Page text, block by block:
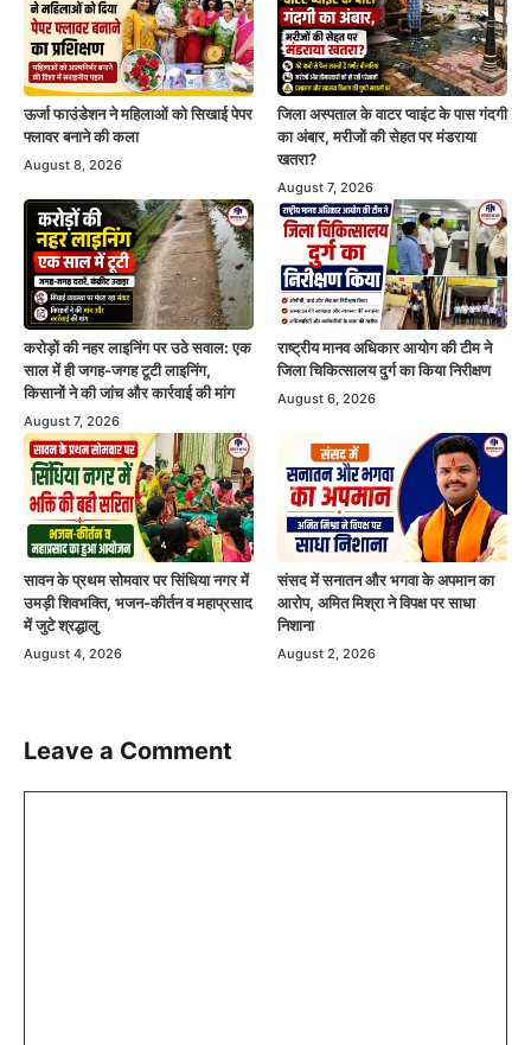
ऊर्जा फाउंडेशन ने महिलाओं को सिखाई पेपर
फ्लावर बनाने की कला
August 8, 2026
जिला अस्पताल के वाटर प्वाइंट के पास गंदगी
का अंबार, मरीजों की सेहत पर मंडराया
खतरा?
August 7, 2026
करोड़ों की नहर लाइनिंग पर उठे सवाल: एक
साल में ही जगह-जगह टूटी लाइनिंग,
किसानों ने की जांच और कार्रवाई की मांग
August 7, 2026
राष्ट्रीय मानव अधिकार आयोग की टीम ने
जिला चिकित्सालय दुर्ग का किया निरीक्षण
August 6, 2026
सावन के प्रथम सोमवार पर सिंधिया नगर में
उमड़ी शिवभक्ति, भजन-कीर्तन व महाप्रसाद
में जुटे श्रद्धालु
August 4, 2026
संसद में सनातन और भगवा के अपमान का
आरोप, अमित मिश्रा ने विपक्ष पर साधा
निशाना
August 2, 2026
Leave a Comment